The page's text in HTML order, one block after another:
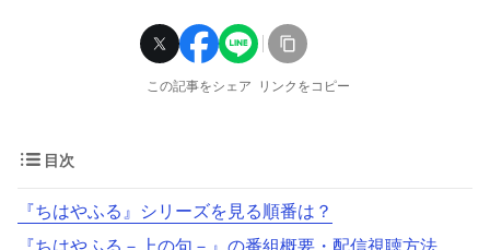
この記事をシェア リンクをコピー
目次
『ちはやふる』シリーズを見る順番は？